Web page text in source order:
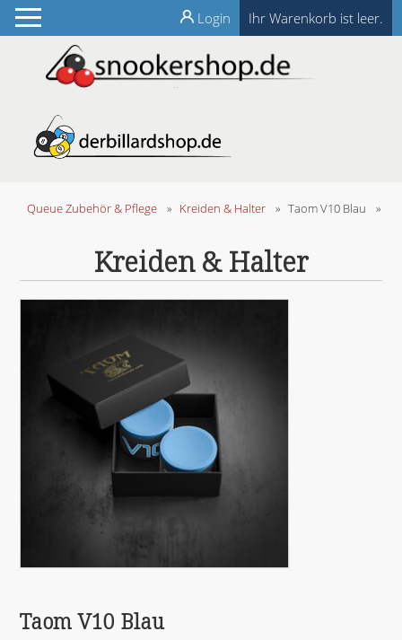
Ihr Warenkorb ist leer.
Login
Queue Zubehör & Pflege » Kreiden & Halter » Taom V10 Blau »
Kreiden & Halter
Taom V10 Blau